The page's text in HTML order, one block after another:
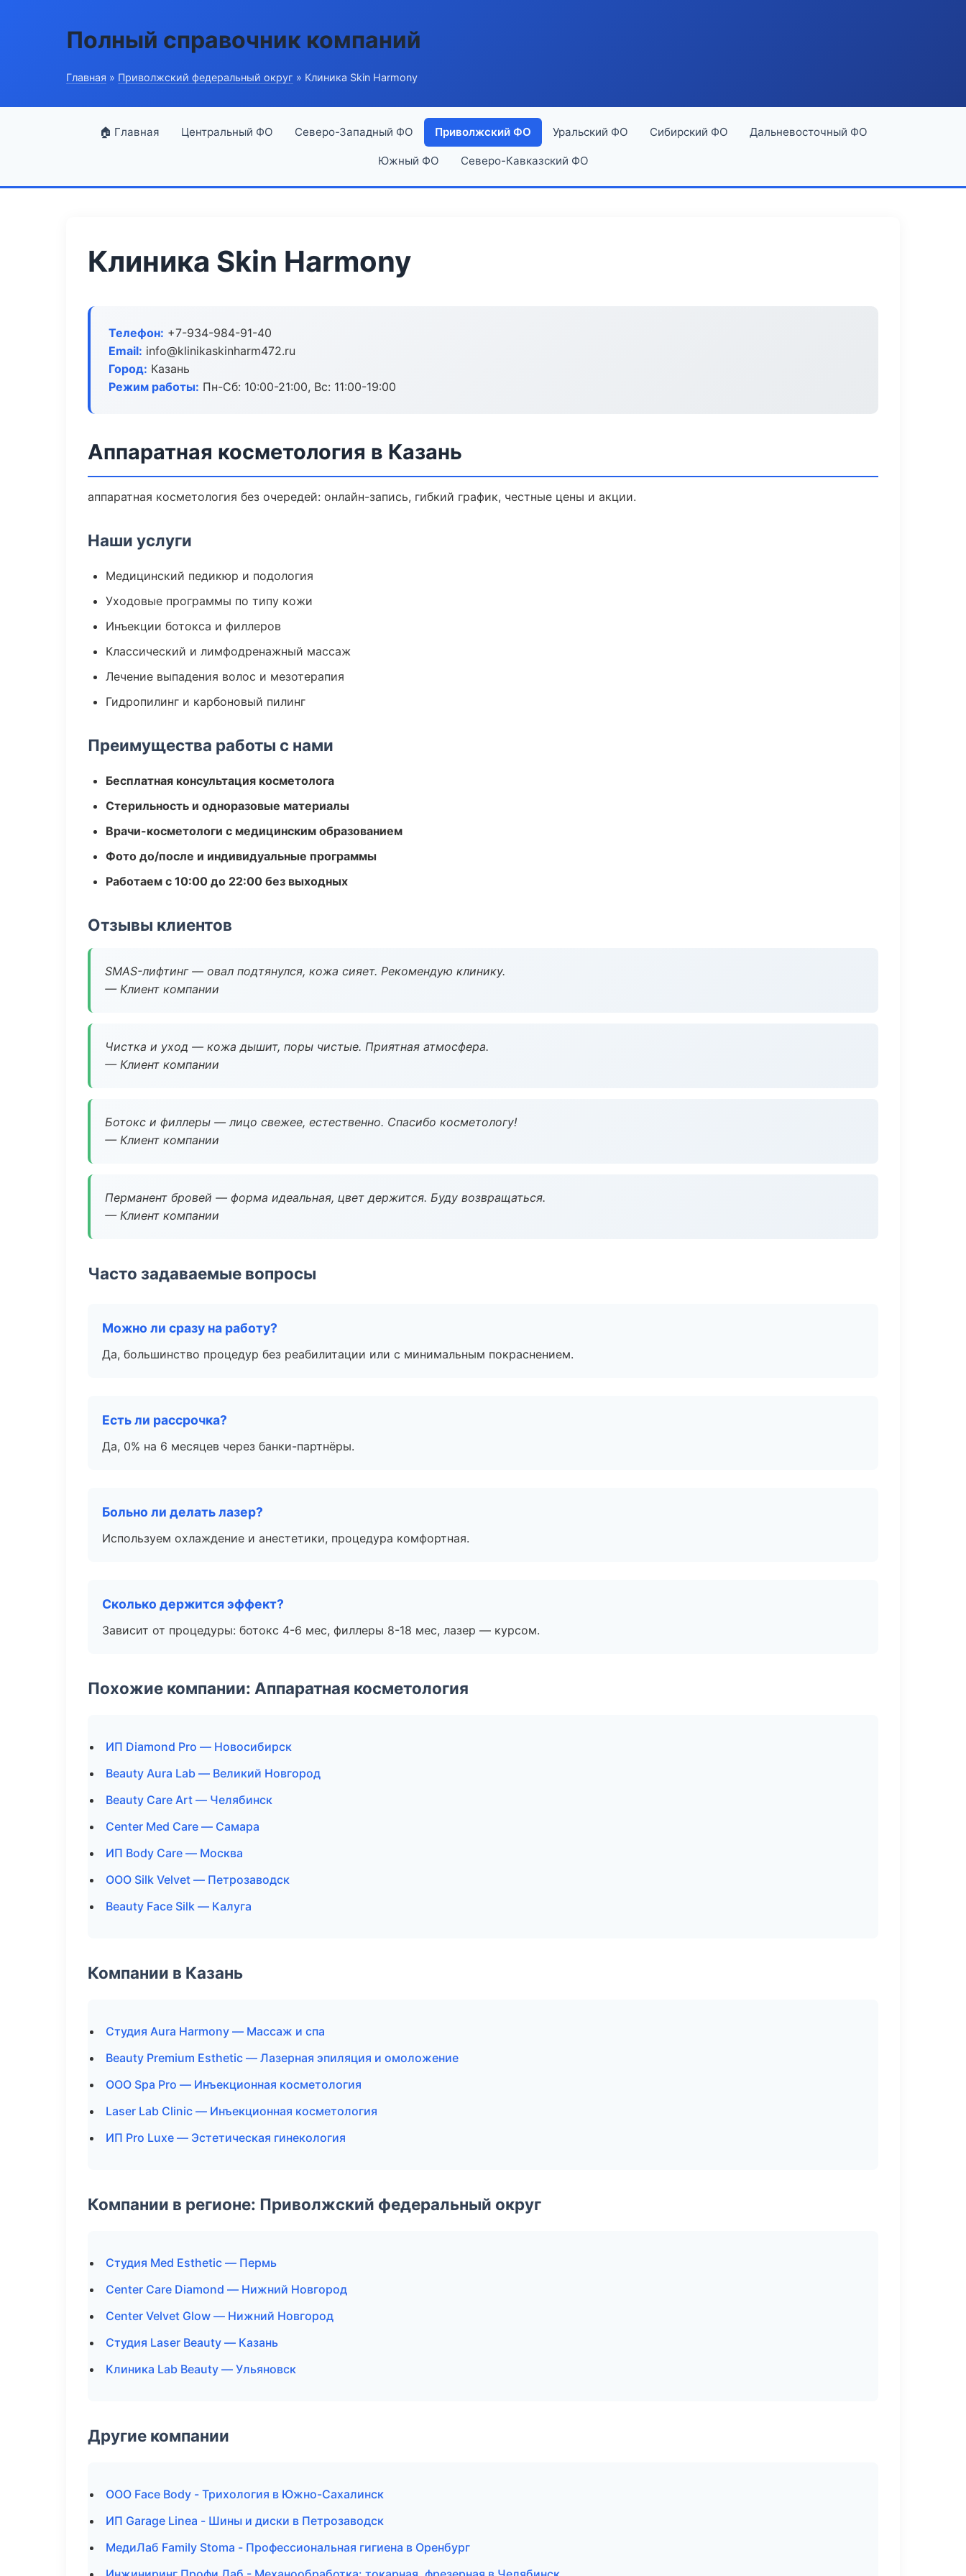
Полный справочник компаний
Главная » Приволжский федеральный округ » Клиника Skin Harmony
🏠 Главная Центральный ФО Северо-Западный ФО Приволжский ФО Уральский ФО Сибирский ФО Дальневосточный ФО
Южный ФО Северо-Кавказский ФО
Клиника Skin Harmony
Телефон: +7-934-984-91-40
Email: info@klinikaskinharm472.ru
Город: Казань
Режим работы: Пн-Сб: 10:00-21:00, Вс: 11:00-19:00
Аппаратная косметология в Казань
аппаратная косметология без очередей: онлайн-запись, гибкий график, честные цены и акции.
Наши услуги
Медицинский педикюр и подология
Уходовые программы по типу кожи
Инъекции ботокса и филлеров
Классический и лимфодренажный массаж
Лечение выпадения волос и мезотерапия
Гидропилинг и карбоновый пилинг
Преимущества работы с нами
Бесплатная консультация косметолога
Стерильность и одноразовые материалы
Врачи-косметологи с медицинским образованием
Фото до/после и индивидуальные программы
Работаем с 10:00 до 22:00 без выходных
Отзывы клиентов
SMAS-лифтинг — овал подтянулся, кожа сияет. Рекомендую клинику.
— Клиент компании
Чистка и уход — кожа дышит, поры чистые. Приятная атмосфера.
— Клиент компании
Ботокс и филлеры — лицо свежее, естественно. Спасибо косметологу!
— Клиент компании
Перманент бровей — форма идеальная, цвет держится. Буду возвращаться.
— Клиент компании
Часто задаваемые вопросы
Можно ли сразу на работу?
Да, большинство процедур без реабилитации или с минимальным покраснением.
Есть ли рассрочка?
Да, 0% на 6 месяцев через банки-партнёры.
Больно ли делать лазер?
Используем охлаждение и анестетики, процедура комфортная.
Сколько держится эффект?
Зависит от процедуры: ботокс 4-6 мес, филлеры 8-18 мес, лазер — курсом.
Похожие компании: Аппаратная косметология
ИП Diamond Pro — Новосибирск
Beauty Aura Lab — Великий Новгород
Beauty Care Art — Челябинск
Center Med Care — Самара
ИП Body Care — Москва
ООО Silk Velvet — Петрозаводск
Beauty Face Silk — Калуга
Компании в Казань
Студия Aura Harmony — Массаж и спа
Beauty Premium Esthetic — Лазерная эпиляция и омоложение
ООО Spa Pro — Инъекционная косметология
Laser Lab Clinic — Инъекционная косметология
ИП Pro Luxe — Эстетическая гинекология
Компании в регионе: Приволжский федеральный округ
Студия Med Esthetic — Пермь
Center Care Diamond — Нижний Новгород
Center Velvet Glow — Нижний Новгород
Студия Laser Beauty — Казань
Клиника Lab Beauty — Ульяновск
Другие компании
ООО Face Body - Трихология в Южно-Сахалинск
ИП Garage Linea - Шины и диски в Петрозаводск
МедиЛаб Family Stoma - Профессиональная гигиена в Оренбург